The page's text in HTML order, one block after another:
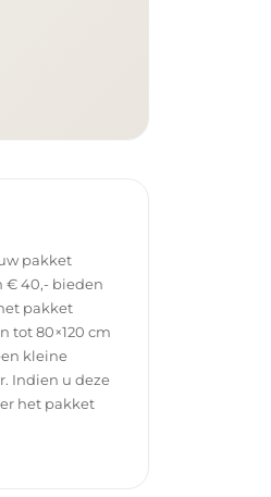
pakket
€ 40,- bieden
pakket
tot 80×120 cm
kleine
Indien u deze
het pakket